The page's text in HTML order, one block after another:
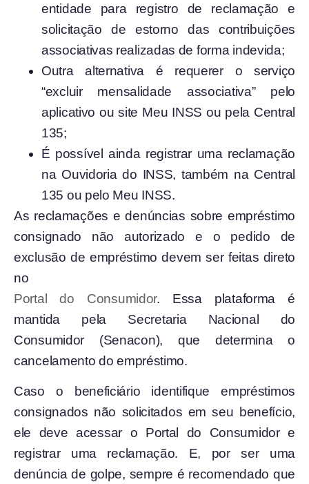
entidade para registro de reclamação e
solicitação de estorno das contribuições
associativas realizadas de forma indevida;
Outra alternativa é requerer o serviço
“excluir mensalidade associativa” pelo
aplicativo ou site Meu INSS ou pela Central
135;
É possível ainda registrar uma reclamação
na Ouvidoria do INSS, também na Central
135 ou pelo Meu INSS.
As reclamações e denúncias sobre empréstimo
consignado não autorizado e o pedido de
exclusão de empréstimo devem ser feitas direto
no
Portal do Consumidor. Essa plataforma é
mantida pela Secretaria Nacional do
Consumidor (Senacon), que determina o
cancelamento do empréstimo.
Caso o beneficiário identifique empréstimos
consignados não solicitados em seu benefício,
ele deve acessar o Portal do Consumidor e
registrar uma reclamação. E, por ser uma
denúncia de golpe, sempre é recomendado que